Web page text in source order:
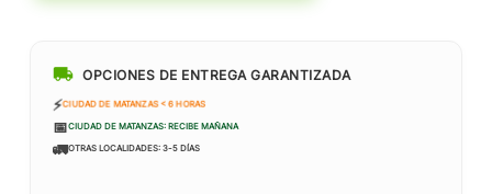
local_shipping OPCIONES DE ENTREGA GARANTIZADA
⚡CIUDAD DE MATANZAS < 6 HORAS
📅CIUDAD DE MATANZAS: RECIBE MAÑANA
🚛OTRAS LOCALIDADES: 3-5 DÍAS